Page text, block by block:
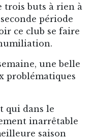
trois buts à rien à
période
ce club se faire
une belle
problématiques
qui dans le
inarrêtable
saison